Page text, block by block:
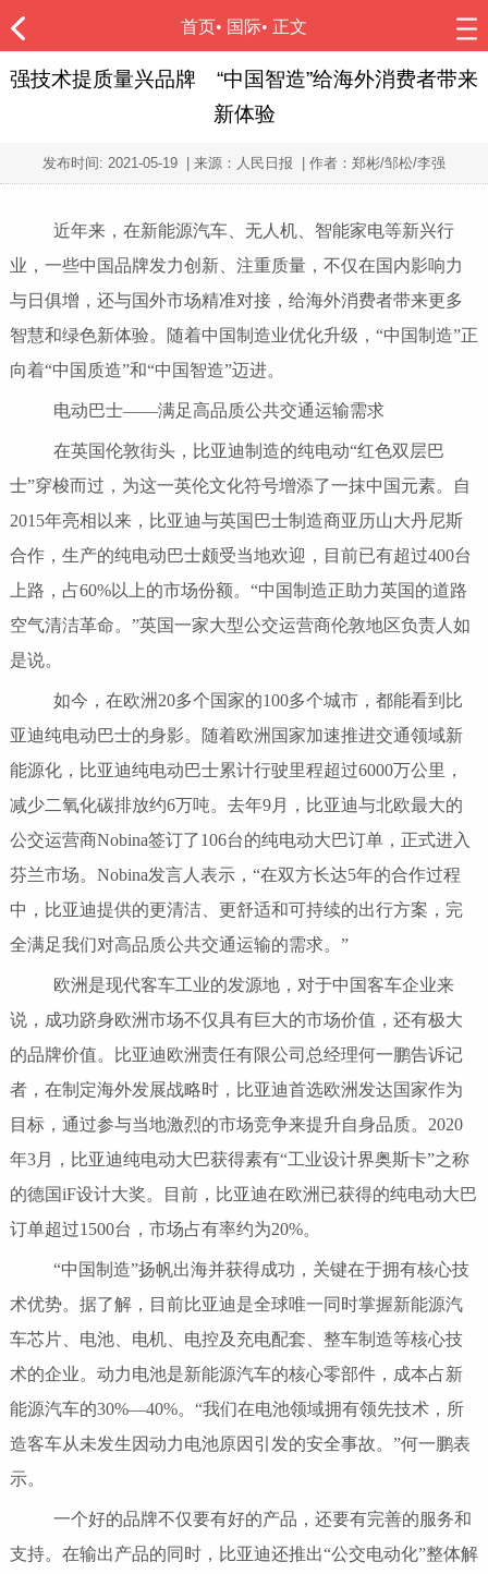
首页• 国际• 正文
强技术提质量兴品牌 “中国智造”给海外消费者带来
新体验
发布时间: 2021-05-19 | 来源：人民日报 | 作者：郑彬/邹松/李强
近年来，在新能源汽车、无人机、智能家电等新兴行
业，一些中国品牌发力创新、注重质量，不仅在国内影响力
与日俱增，还与国外市场精准对接，给海外消费者带来更多
智慧和绿色新体验。随着中国制造业优化升级，“中国制造”正
向着“中国质造”和“中国智造”迈进。
电动巴士——满足高品质公共交通运输需求
在英国伦敦街头，比亚迪制造的纯电动“红色双层巴
士”穿梭而过，为这一英伦文化符号增添了一抹中国元素。自
2015年亮相以来，比亚迪与英国巴士制造商亚历山大丹尼斯
合作，生产的纯电动巴士颇受当地欢迎，目前已有超过400台
上路，占60%以上的市场份额。“中国制造正助力英国的道路
空气清洁革命。”英国一家大型公交运营商伦敦地区负责人如
是说。
如今，在欧洲20多个国家的100多个城市，都能看到比
亚迪纯电动巴士的身影。随着欧洲国家加速推进交通领域新
能源化，比亚迪纯电动巴士累计行驶里程超过6000万公里，
减少二氧化碳排放约6万吨。去年9月，比亚迪与北欧最大的
公交运营商Nobina签订了106台的纯电动大巴订单，正式进入
芬兰市场。Nobina发言人表示，“在双方长达5年的合作过程
中，比亚迪提供的更清洁、更舒适和可持续的出行方案，完
全满足我们对高品质公共交通运输的需求。”
欧洲是现代客车工业的发源地，对于中国客车企业来
说，成功跻身欧洲市场不仅具有巨大的市场价值，还有极大
的品牌价值。比亚迪欧洲责任有限公司总经理何一鹏告诉记
者，在制定海外发展战略时，比亚迪首选欧洲发达国家作为
目标，通过参与当地激烈的市场竞争来提升自身品质。2020
年3月，比亚迪纯电动大巴获得素有“工业设计界奥斯卡”之称
的德国iF设计大奖。目前，比亚迪在欧洲已获得的纯电动大巴
订单超过1500台，市场占有率约为20%。
“中国制造”扬帆出海并获得成功，关键在于拥有核心技
术优势。据了解，目前比亚迪是全球唯一同时掌握新能源汽
车芯片、电池、电机、电控及充电配套、整车制造等核心技
术的企业。动力电池是新能源汽车的核心零部件，成本占新
能源汽车的30%—40%。“我们在电池领域拥有领先技术，所
造客车从未发生因动力电池原因引发的安全事故。”何一鹏表
示。
一个好的品牌不仅要有好的产品，还要有完善的服务和
支持。在输出产品的同时，比亚迪还推出“公交电动化”整体解